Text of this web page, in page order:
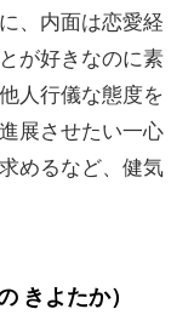
、内面は恋愛経
が好きなのに素
人行儀な態度を
展させたい一心
めるなど、健気
きよたか）